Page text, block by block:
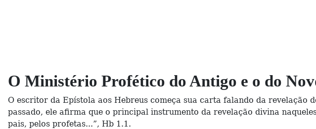
O Ministério Profético do Antigo e o do
O escritor da Epístola aos Hebreus começa sua carta falando da
passado, ele afirma que o principal instrumento da revelação divina
pais, pelos profetas...”, Hb 1.1.